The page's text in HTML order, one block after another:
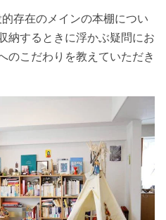
存在のメインの本棚につい
納するときに浮かぶ疑問にお
のこだわりを教えていただき